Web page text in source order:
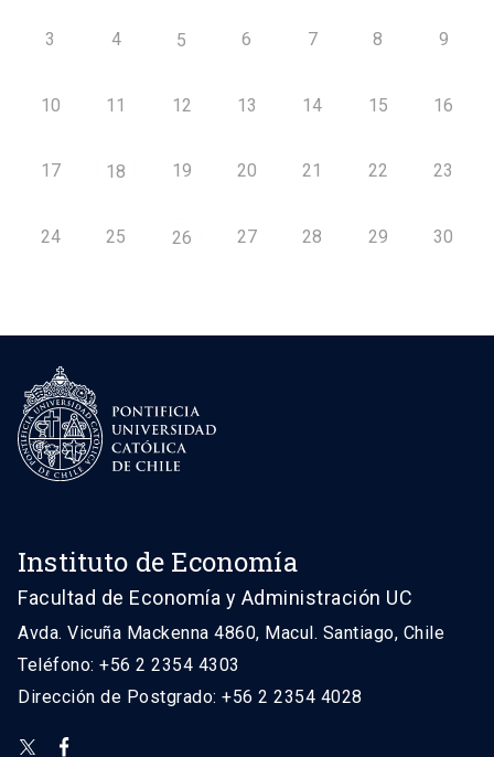
3 4 5 6 7 8 9
10 11 12 13 14 15 16
17 18 19 20 21 22 23
24 25 26 27 28 29 30
Instituto de Economía
Facultad de Economía y Administración UC
Avda. Vicuña Mackenna 4860, Macul. Santiago, Chile
Teléfono: +56 2 2354 4303
Dirección de Postgrado: +56 2 2354 4028